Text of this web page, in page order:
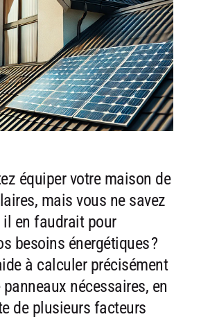
équiper votre maison de
mais vous nesavez
en faudrait pour
besoins énergétiques ?
à calculer précisément
panneaux nécessaires, en
de plusieurs facteurs